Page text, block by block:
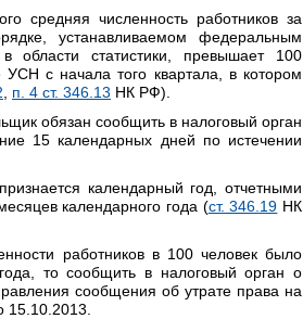
средняя численность работников за
устанавливаемом федеральным
области статистики, превышает 100
с начала того квартала, в котором
п. 4 ст. 346.13 НК РФ).
обязан сообщить в налоговый орган
15 календарных дней по истечении
календарный год, отчетными
календарного года (ст. 346.19 НК
работников в 100 человек было
то сообщить в налоговый орган о
сообщения об утрате права на